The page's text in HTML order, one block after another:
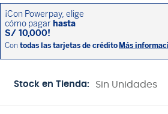
Stock en Tienda: Sin Unidades